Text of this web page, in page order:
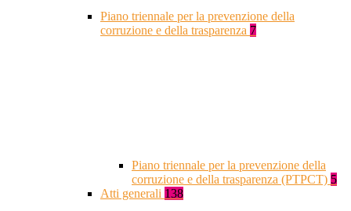
Piano triennale per la prevenzione della
corruzione e della trasparenza 7
Piano triennale per la prevenzione della
corruzione e della trasparenza (PTPCT) 5
Atti generali 138